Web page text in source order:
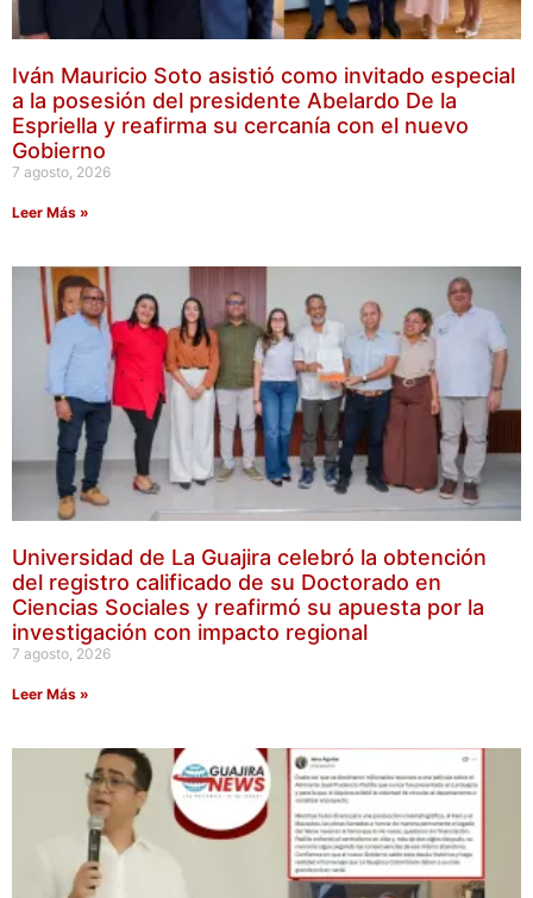
Iván Mauricio Soto asistió como invitado especial
a la posesión del presidente Abelardo De la
Espriella y reafirma su cercanía con el nuevo
Gobierno
7 agosto, 2026
Leer Más »
Universidad de La Guajira celebró la obtención
del registro calificado de su Doctorado en
Ciencias Sociales y reafirmó su apuesta por la
investigación con impacto regional
7 agosto, 2026
Leer Más »